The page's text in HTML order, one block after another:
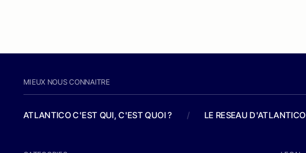
MIEUX NOUS CONNAITRE
ATLANTICO C'EST QUI, C'EST QUOI ? / LE RESEAU D'ATLANTICO